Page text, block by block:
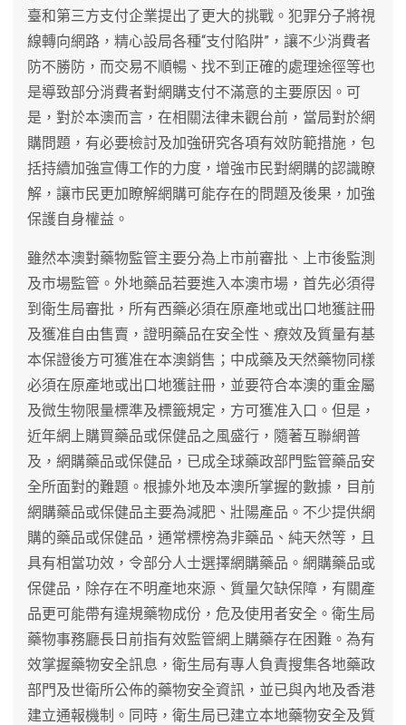
臺和第三方支付企業提出了更大的挑戰。犯罪分子將視
線轉向網路，精心設局各種“支付陷阱”，讓不少消費者
防不勝防，而交易不順暢、找不到正確的處理途徑等也
是導致部分消費者對網購支付不滿意的主要原因。可
是，對於本澳而言，在相關法律未觀台前，當局對於網
購問題，有必要檢討及加強研究各項有效防範措施，包
括持續加強宣傳工作的力度，增強市民對網購的認識瞭
解，讓市民更加瞭解網購可能存在的問題及後果，加強
保護自身權益。
雖然本澳對藥物監管主要分為上市前審批、上市後監測
及市場監管。外地藥品若要進入本澳市場，首先必須得
到衛生局審批，所有西藥必須在原產地或出口地獲註冊
及獲准自由售賣，證明藥品在安全性、療效及質量有基
本保證後方可獲准在本澳銷售；中成藥及天然藥物同樣
必須在原產地或出口地獲註冊，並要符合本澳的重金屬
及微生物限量標準及標籤規定，方可獲准入口。但是，
近年網上購買藥品或保健品之風盛行，隨著互聯網普
及，網購藥品或保健品，已成全球藥政部門監管藥品安
全所面對的難題。根據外地及本澳所掌握的數據，目前
網購藥品或保健品主要為減肥、壯陽產品。不少提供網
購的藥品或保健品，通常標榜為非藥品、純天然等，且
具有相當功效，令部分人士選擇網購藥品。網購藥品或
保健品，除存在不明產地來源、質量欠缺保障，有關產
品更可能帶有違規藥物成份，危及使用者安全。衛生局
藥物事務廳長日前指有效監管網上購藥存在困難。為有
效掌握藥物安全訊息，衛生局有專人負責搜集各地藥政
部門及世衛所公佈的藥物安全資訊，並已與內地及香港
建立通報機制。同時，衛生局已建立本地藥物安全及質